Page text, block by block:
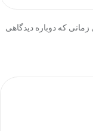
که دوباره دیدگاهی